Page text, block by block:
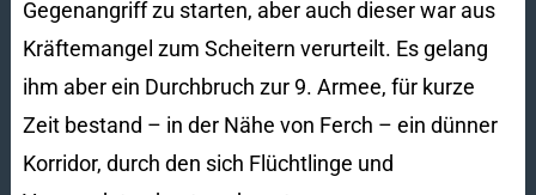
Gegenangriff zu starten, aber auch dieser war aus
Kräftemangel zum Scheitern verurteilt. Es gelang
ihm aber ein Durchbruch zur 9. Armee, für kurze
Zeit bestand – in der Nähe von Ferch – ein dünner
Korridor, durch den sich Flüchtlinge und